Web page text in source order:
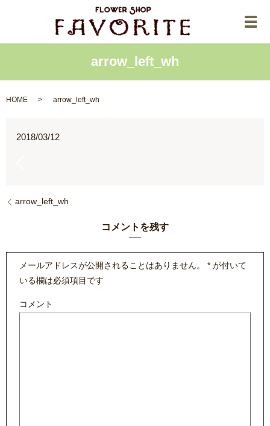
メ
arrow_left_wh
HOME arrow_left_wh
2018/03/12
arrow_left_wh
コメントを残す
メールアドレスが公開されることはありません。 * が付いて
いる欄は必須項目です
コメント